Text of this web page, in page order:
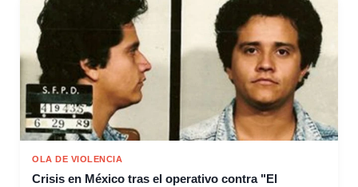
OLA DE VIOLENCIA
Crisis en México tras el operativo contra "El